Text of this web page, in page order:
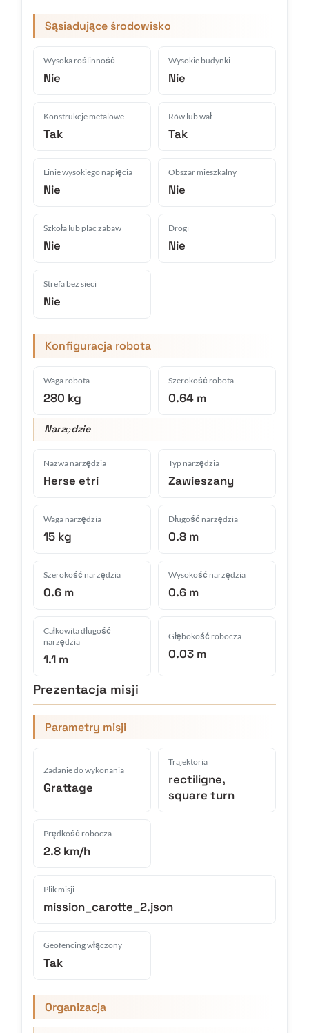
Sąsiadujące środowisko
Wysoka roślinność
Nie
Wysokie budynki
Nie
Konstrukcje metalowe
Tak
Rów lub wał
Tak
Linie wysokiego napięcia
Nie
Obszar mieszkalny
Nie
Szkoła lub plac zabaw
Nie
Drogi
Nie
Strefa bez sieci
Nie
Konfiguracja robota
Waga robota
280 kg
Szerokość robota
0.64 m
Narzędzie
Nazwa narzędzia
Herse etri
Typ narzędzia
Zawieszany
Waga narzędzia
15 kg
Długość narzędzia
0.8 m
Szerokość narzędzia
0.6 m
Wysokość narzędzia
0.6 m
Całkowita długość
narzędzia
1.1 m
Głębokość robocza
0.03 m
Prezentacja misji
Parametry misji
Zadanie do wykonania
Grattage
Trajektoria
rectiligne,
square turn
Prędkość robocza
2.8 km/h
Plik misji
mission_carotte_2.json
Geofencing włączony
Tak
Organizacja